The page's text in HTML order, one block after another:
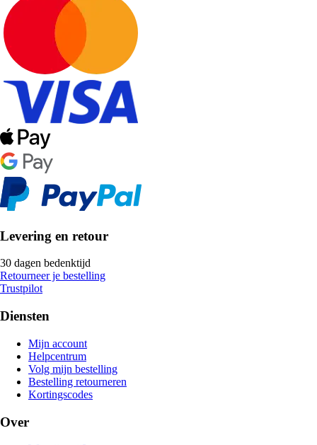
Levering en retour
30 dagen bedenktijd
Retourneer je bestelling
Trustpilot
Diensten
Mijn account
Helpcentrum
Volg mijn bestelling
Bestelling retourneren
Kortingscodes
Over